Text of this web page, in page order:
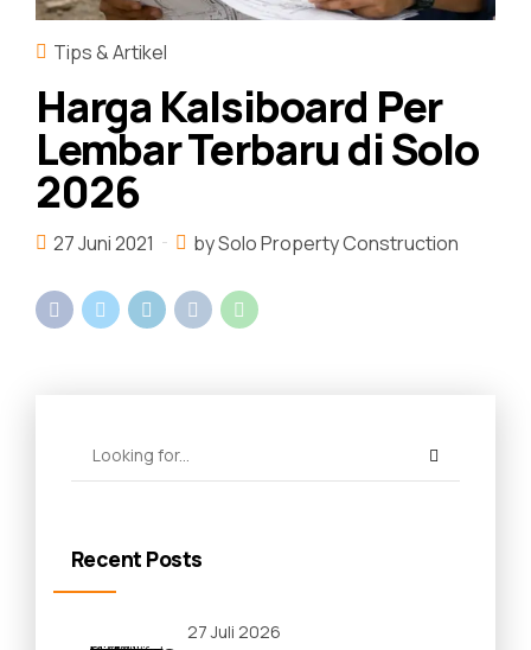
Tips & Artikel
Harga Kalsiboard Per
Lembar Terbaru di Solo
2026
27 Juni 2021 by Solo Property Construction
Recent Posts
27 Juli 2026